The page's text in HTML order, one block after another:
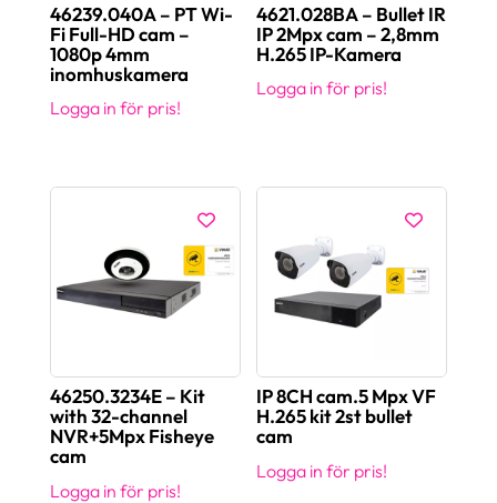
46239.040A – PT Wi-
Fi Full-HD cam –
1080p 4mm
inomhuskamera
Logga in för pris!
4621.028BA – Bullet IR
IP 2Mpx cam – 2,8mm
H.265 IP-Kamera
Logga in för pris!
46250.3234E – Kit
with 32-channel
NVR+5Mpx Fisheye
cam
Logga in för pris!
IP 8CH cam.5 Mpx VF
H.265 kit 2st bullet
cam
Logga in för pris!